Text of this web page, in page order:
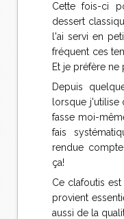
Cette fois-ci
dessert
l'ai servi en
fréquent ces
Et je préfère
Depuis
lorsque
fasse moi-
fais
rendue
ça!
Ce clafoutis
provient
aussi de la